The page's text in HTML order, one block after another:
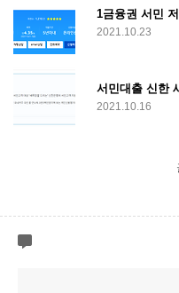
2021.10.23
서민대출 신한
2021.10.16